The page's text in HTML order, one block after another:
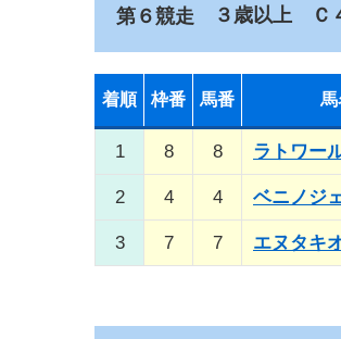
第６競走 ３歳以上 Ｃ
着順 枠番 馬番 馬
1 8 8 ラトワー
2 4 4 ベニノジ
3 7 7 エヌタキ